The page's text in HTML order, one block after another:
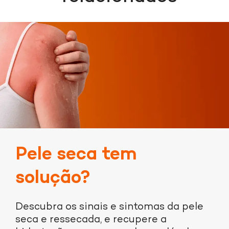
Indisponível
Pele seca tem
solução?
Descubra os sinais e sintomas da pele
seca e ressecada, e recupere a